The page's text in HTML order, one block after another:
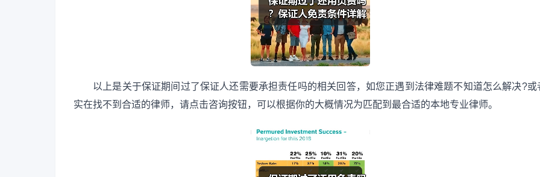
以上是关于保证期间过了保证人还需要承担责任吗的相关回答，如您正遇到法律难题不知道怎么解决?或
实在找不到合适的律师，请点击咨询按钮，可以根据你的大概情况为匹配到最合适的本地专业律师。